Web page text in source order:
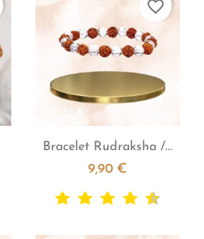
Aperçu rapide
Bracelet Rudraksha /...
9,90 €
favorite_border